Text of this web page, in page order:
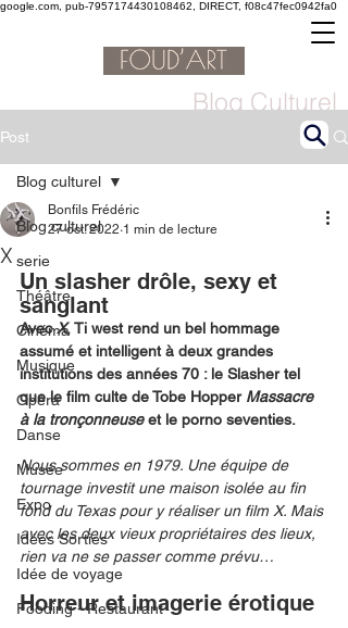
google.com, pub-7957174430108462, DIRECT, f08c47fec0942fa0
Blog Culturel
Post
Blog culturel
serie
Théâtre
Cinéma
Musique
Opéra
Danse
Musée
Expo
Idées Sorties
Idée de voyage
Fooding - Restaurant
Blog culturel
X
Bonfils Frédéric
27 oct. 2022 1 min de lecture
Un slasher drôle, sexy et
sanglant
Avec X, Ti west rend un bel hommage
assumé et intelligent à deux grandes
institutions des années 70 : le Slasher tel
que le film culte de Tobe Hopper Massacre
à la tronçonneuse et le porno seventies.
Nous sommes en 1979. Une équipe de
tournage investit une maison isolée au fin
fond du Texas pour y réaliser un film X. Mais
avec les deux vieux propriétaires des lieux,
rien va ne se passer comme prévu…
Horreur et imagerie érotique